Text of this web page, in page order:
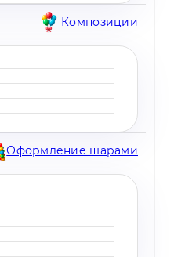
Композиции
Оформление шарами